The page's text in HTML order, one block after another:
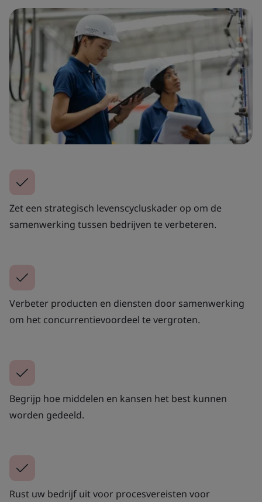
Zet een strategisch levenscycluskader op om de
samenwerking tussen bedrijven te verbeteren.
Verbeter producten en diensten door samenwerking
om het concurrentievoordeel te vergroten.
Begrijp hoe middelen en kansen het best kunnen
worden gedeeld.
Rust uw bedrijf uit voor procesvereisten voor